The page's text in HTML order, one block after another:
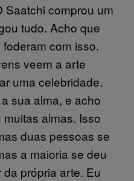
Saatchi comprou um
tudo. Acho que
com isso.
veem a arte
uma celebridade.
sua alma, e acho
almas. Isso
duas pessoas se
a maioria se deu
própria arte. Eu